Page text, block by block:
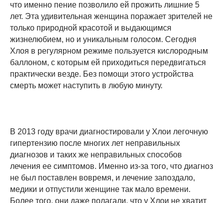
что именно пение позволило ей прожить лишние 5
лет. Эта удивительная женщина поражает зрителей не
только природной красотой и выдающимся
жизнелюбием, но и уникальным голосом. Сегодня
Хлоя в регулярном режиме пользуется кислородным
баллоном, с которым ей приходиться передвигаться
практически везде. Без помощи этого устройства
смерть может наступить в любую минуту.
В 2013 году врачи диагностировали у Хлои легочную
гипертензию после многих лет неправильных
диагнозов и таких же неправильных способов
лечения ее симптомов. Именно из-за того, что диагноз
не был поставлен вовремя, и лечение запоздало,
медики и отпустили женщине так мало времени.
Более того, они даже полагали, что у Хлои не хватит